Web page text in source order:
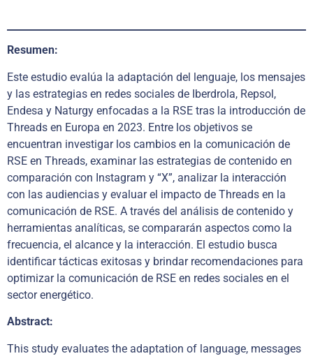
Resumen:
Este estudio evalúa la adaptación del lenguaje, los mensajes
y las estrategias en redes sociales de Iberdrola, Repsol,
Endesa y Naturgy enfocadas a la RSE tras la introducción de
Threads en Europa en 2023. Entre los objetivos se
encuentran investigar los cambios en la comunicación de
RSE en Threads, examinar las estrategias de contenido en
comparación con Instagram y “X”, analizar la interacción
con las audiencias y evaluar el impacto de Threads en la
comunicación de RSE. A través del análisis de contenido y
herramientas analíticas, se compararán aspectos como la
frecuencia, el alcance y la interacción. El estudio busca
identificar tácticas exitosas y brindar recomendaciones para
optimizar la comunicación de RSE en redes sociales en el
sector energético.
Abstract:
This study evaluates the adaptation of language, messages